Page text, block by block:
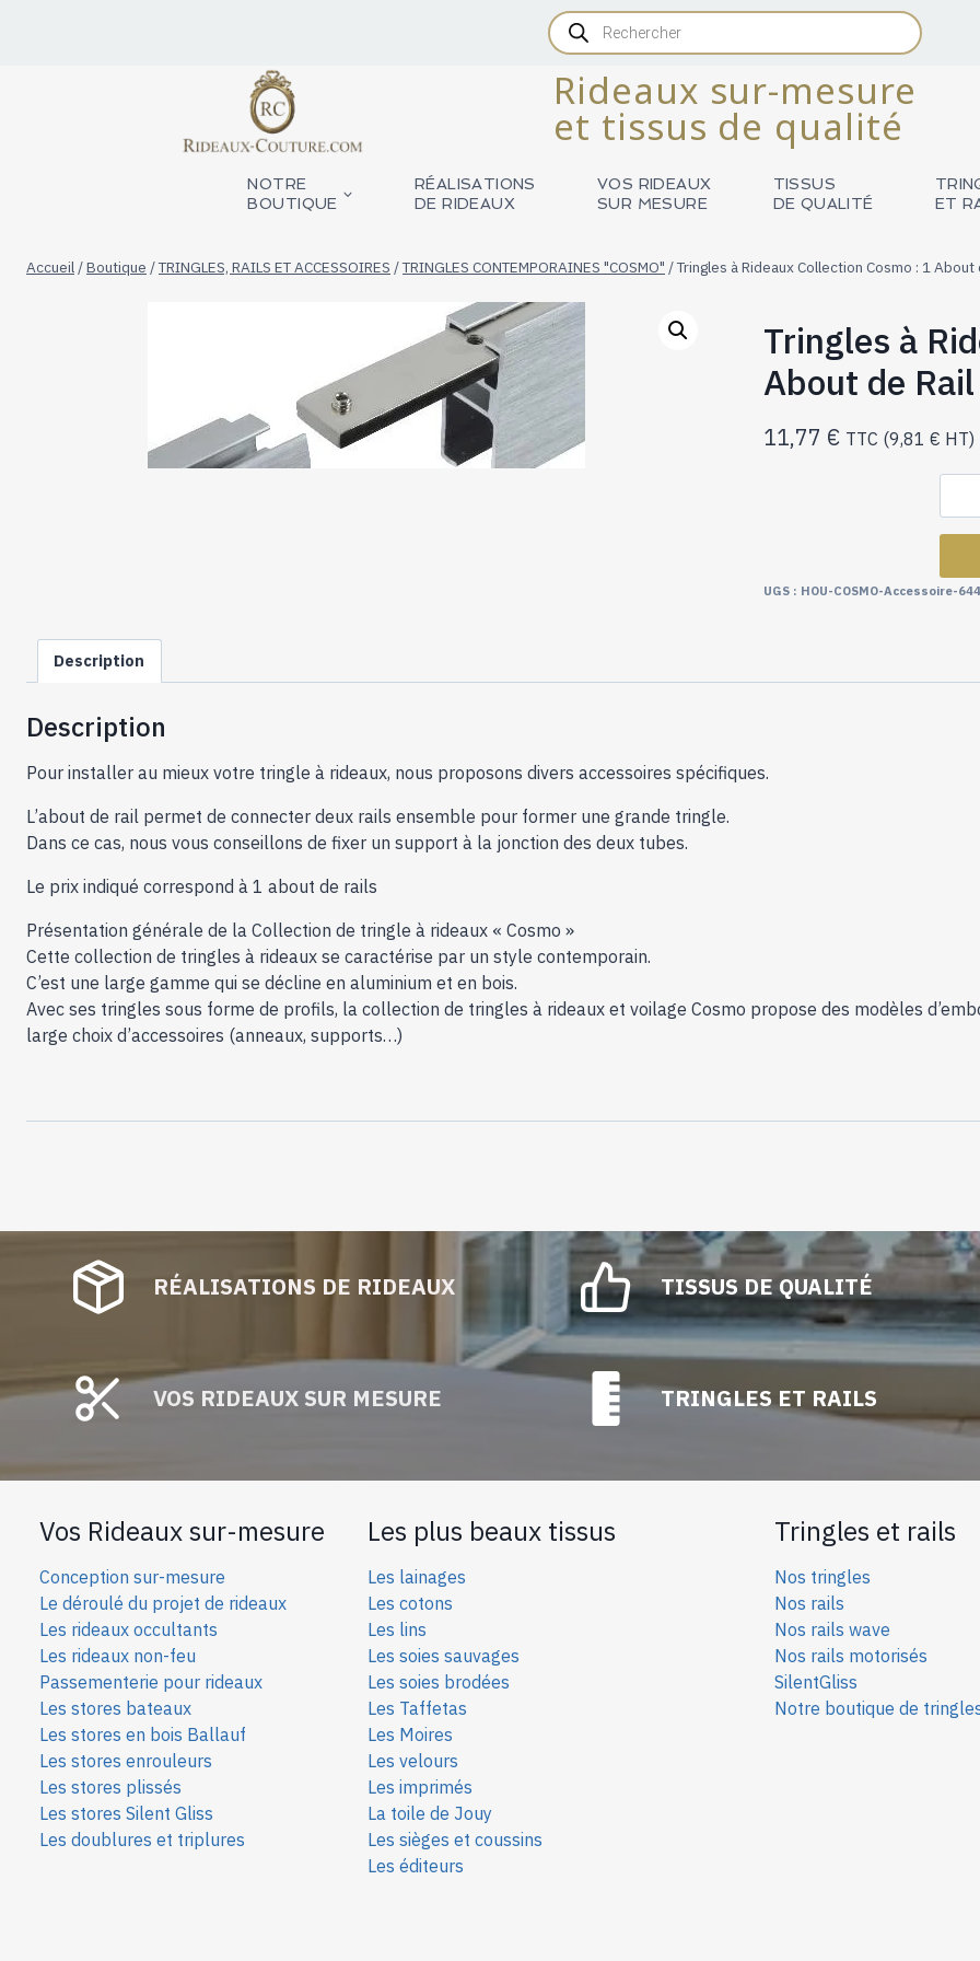
Recherche
de
produits
Rideaux sur-mesure
et tissus de qualité
NOTRE
BOUTIQUE
RÉALISATIONS
DE RIDEAUX
VOS RIDEAUX
SUR MESURE
TISSUS
DE QUALITÉ
ET
Accueil /Boutique /TRINGLES, RAILS ET ACCESSOIRES /TRINGLES CONTEMPORAINES "COSMO" /Tringles à Rideaux Collection Cosmo : 1 About
Tringles à
About de Rail
11,77 € TTC (9,81 € HT)
UGS : HOU-COSMO-Accessoire-
Description
Description
Pour installer au mieux votre tringle à rideaux, nous proposons divers accessoires spécifiques.
L’about de rail permet de connecter deux rails ensemble pour former une grande tringle.
Dans ce cas, nous vous conseillons de fixer un support à la jonction des deux tubes.
Le prix indiqué correspond à 1 about de rails
Présentation générale de la Collection de tringle à rideaux « Cosmo »
Cette collection de tringles à rideaux se caractérise par un style contemporain.
C’est une large gamme qui se décline en aluminium et en bois.
Avec ses tringles sous forme de profils, la collection de tringles à rideaux et voilage Cosmo propose des modèles
large choix d’accessoires (anneaux, supports…)
RÉALISATIONS DE RIDEAUX
VOS RIDEAUX SUR MESURE
TISSUS DE QUALITÉ
TRINGLES ET RAILS
Vos Rideaux sur-mesure
Conception sur-mesure
Le déroulé du projet de rideaux
Les rideaux occultants
Les rideaux non-feu
Passementerie pour rideaux
Les stores bateaux
Les stores en bois Ballauf
Les stores enrouleurs
Les stores plissés
Les stores Silent Gliss
Les doublures et triplures
Les plus beaux tissus
Les lainages
Les cotons
Les lins
Les soies sauvages
Les soies brodées
Les Taffetas
Les Moires
Les velours
Les imprimés
La toile de Jouy
Les sièges et coussins
Les éditeurs
Tringles et rails
Nos tringles
Nos rails
Nos rails wave
Nos rails motorisés
SilentGliss
Notre boutique de